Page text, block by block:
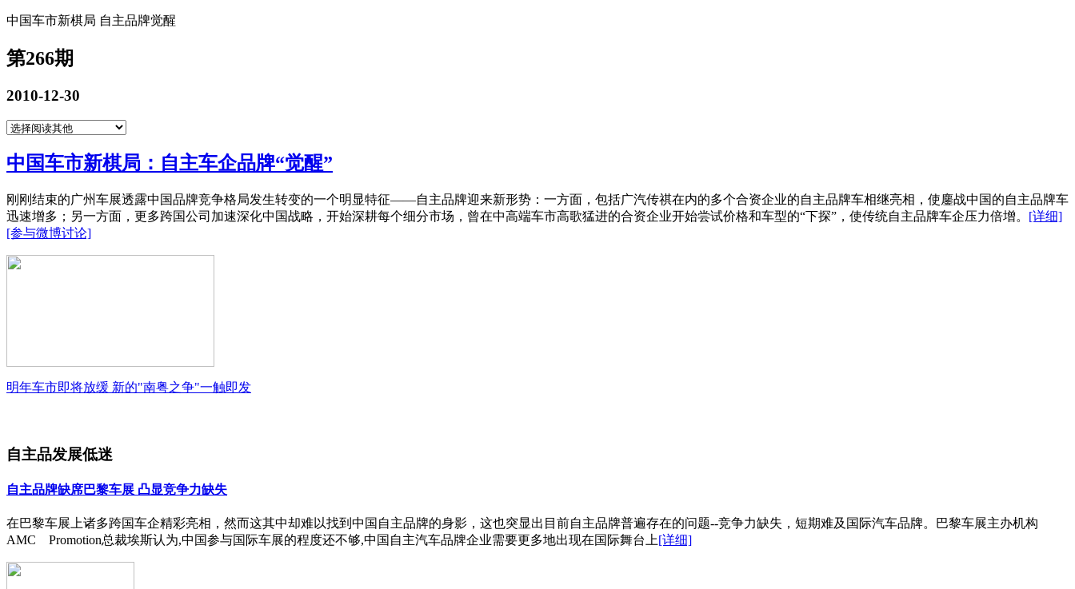
中国车市新棋局 自主品牌觉醒
第266期
2010-12-30
中国车市新棋局：自主车企品牌“觉醒”
刚刚结束的广州车展透露中国品牌竞争格局发生转变的一个明显特征——自主品牌迎来新形势：一方面，包括广汽传祺在内的多个合资企业的自主品牌车相继亮相，使鏖战中国的自主品牌车
迅速增多；另一方面，更多跨国公司加速深化中国战略，开始深耕每个细分市场，曾在中高端车市高歌猛进的合资企业开始尝试价格和车型的“下探”，使传统自主品牌车企压力倍增。 [详细]
[参与微博讨论]
明年车市即将放缓 新的"南粤之争"一触即发
自主品发展低迷
自主品牌缺席巴黎车展 凸显竞争力缺失
在巴黎车展上诸多跨国车企精彩亮相，然而这其中却难以找到中国自主品牌的身影，这也突显出目前自主品牌普遍存在的问题--竞争力缺失，短期难及国际汽车品牌。巴黎车展主办机构
AMC Promotion总裁埃斯认为,中国参与国际车展的程度还不够,中国自主汽车品牌企业需要更多地出现在国际舞台上[详细]